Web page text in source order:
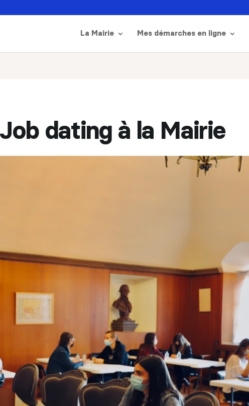
La Mairie Mes démarches en ligne
Job dating à la Mairie